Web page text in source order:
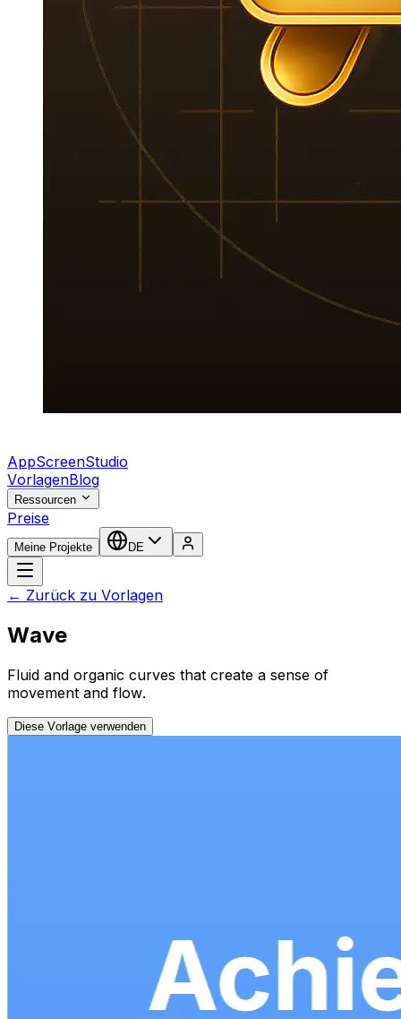
AppScreenStudio
VorlagenBlog
Ressourcen
Preise
Meine Projekte DE
← Zurück zu Vorlagen
Wave
Fluid and organic curves that create a sense of
movement and flow.
Diese Vorlage verwenden